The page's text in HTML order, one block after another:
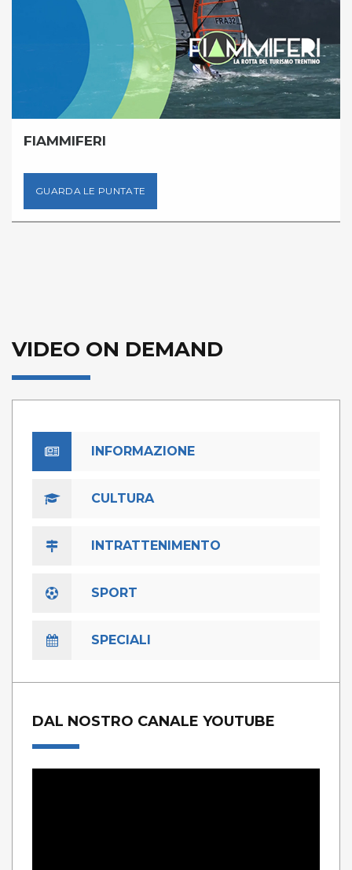
FIAMMIFERI
GUARDA LE PUNTATE
VIDEO ON DEMAND
INFORMAZIONE
CULTURA
INTRATTENIMENTO
SPORT
SPECIALI
DAL NOSTRO CANALE YOUTUBE